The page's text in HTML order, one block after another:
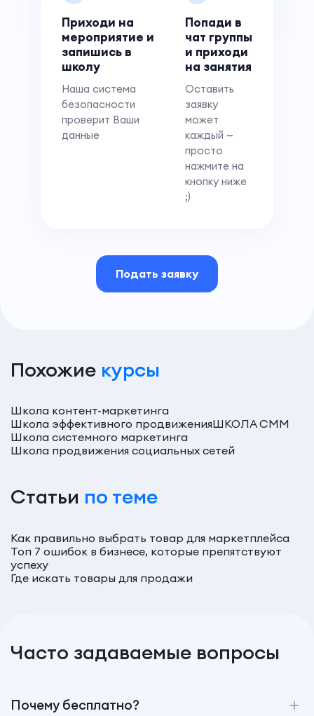
Приходи на
мероприятие и
запишись в
школу
Наша система
безопасности
проверит Ваши
данные
Попади в
чат группы
и приходи
на занятия
Оставить
заявку
может
каждый —
просто
нажмите на
кнопку ниже
;)
Подать заявку
Похожие курсы
Школа контент-маркетинга
Школа эффективного продвиженияШКОЛА СММ
Школа системного маркетинга
Школа продвижения социальных сетей
Статьи по теме
Как правильно выбрать товар для маркетплейса
Топ 7 ошибок в бизнесе, которые препятствуют
успеху
Где искать товары для продажи
Часто задаваемые вопросы
Почему бесплатно?